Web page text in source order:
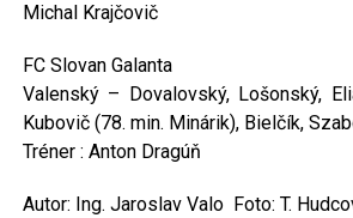
Michal Krajčovič
FC Slovan Galanta
Valenský – Dovalovský, Lošonský,
Kubovič (78. min. Minárik), Bielčík,
Tréner : Anton Dragúň
Autor: Ing. Jaroslav Valo Foto: T.